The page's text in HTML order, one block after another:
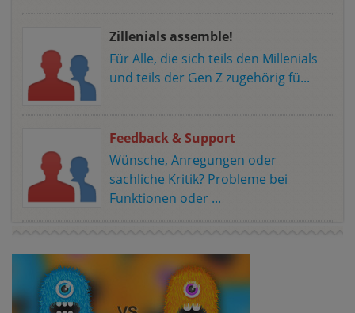
Zillenials assemble!
Für Alle, die sich teils den Millenials
und teils der Gen Z zugehörig fü...
Feedback & Support
Wünsche, Anregungen oder
sachliche Kritik? Probleme bei
Funktionen oder ...